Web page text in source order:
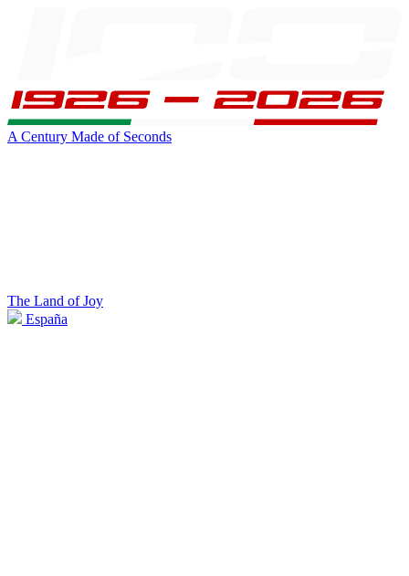
A Century Made of Seconds
The Land of Joy
España